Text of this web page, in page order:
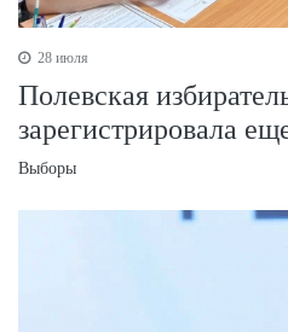
28 июля
Полевская
зарегистрировала
Выборы